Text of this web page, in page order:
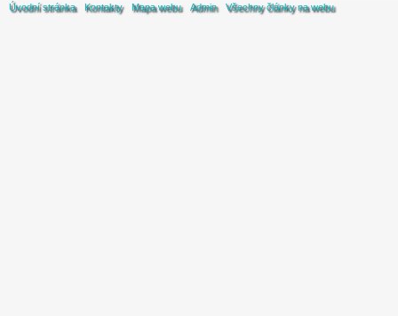
Úvodní stránka Kontakty Mapa webu Admin Všechny články na webu